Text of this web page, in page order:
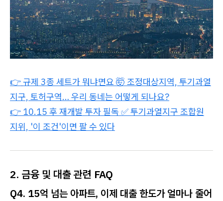
👉 규제 3종 세트가 뭐냐면요 🤯 조정대상지역, 투기과열
지구, 토허구역… 우리 동네는 어떻게 되나요?
👉 10.15 후 재개발 투자 필독 ✅ 투기과열지구 조합원
지위, '이 조건'이면 팔 수 있다
2. 금융 및 대출 관련 FAQ
Q4. 15억 넘는 아파트, 이제 대출 한도가 얼마나 줄어